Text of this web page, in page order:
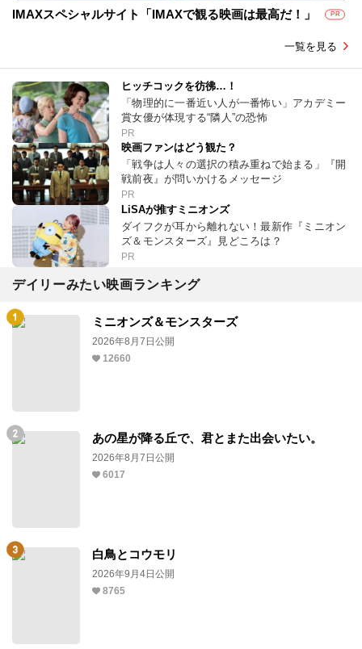
IMAXスペシャルサイト「IMAXで観る映画は最高だ！」 PR
一覧を見る
ヒッチコックを彷彿…！
「物理的に一番近い人が一番怖い」アカデミー
賞女優が体現する“隣人”の恐怖
PR
映画ファンはどう観た？
「戦争は人々の選択の積み重ねで始まる」『開
戦前夜』が問いかけるメッセージ
PR
LiSAが推すミニオンズ
ダイフクが耳から離れない！最新作『ミニオン
ズ＆モンスターズ』見どころは？
PR
デイリーみたい映画ランキング
ミニオンズ＆モンスターズ
2026年8月7日公開
12660
あの星が降る丘で、君とまた出会いたい。
2026年8月7日公開
6017
白鳥とコウモリ
2026年9月4日公開
8765